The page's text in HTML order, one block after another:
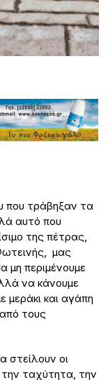
που τράβηξαν τα
αυτό που
της πέτρας,
μας
περιμένουμε
να κάνουμε
μεράκι και αγάπη
τους
στείλουν οι
ταχύτητα, την